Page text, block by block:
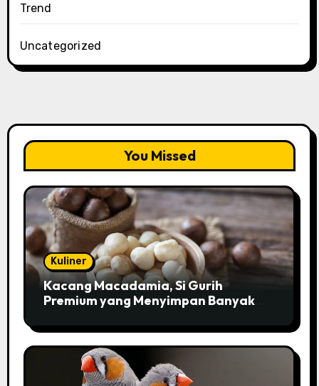
Trend
Uncategorized
You Missed
Kuliner
Kacang Macadamia, Si Gurih
Premium yang Menyimpan Banyak